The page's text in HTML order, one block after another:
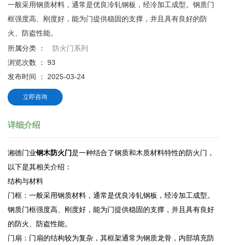
一般采用钢质材料，通常是优良冷轧钢板，经冷加工成型。钢质门
框强度高、刚度好，能为门提供稳固的支撑，并且具有良好的防
火、防盗性能。
所属分类 ：
防火门系列
浏览次数 ： 93
发布时间 ： 2025-03-24
立即咨询
详细介绍
湘德门业钢木防火门是一种结合了钢质和木质材料特性的防火门，
以下是其相关介绍：
结构与材料
门框：一般采用钢质材料，通常是优良冷轧钢板，经冷加工成型。
钢质门框强度高、刚度好，能为门提供稳固的支撑，并且具有良好
的防火、防盗性能。
门扇：门扇的结构较为复杂，其框架通常为钢质龙骨，内部填充防